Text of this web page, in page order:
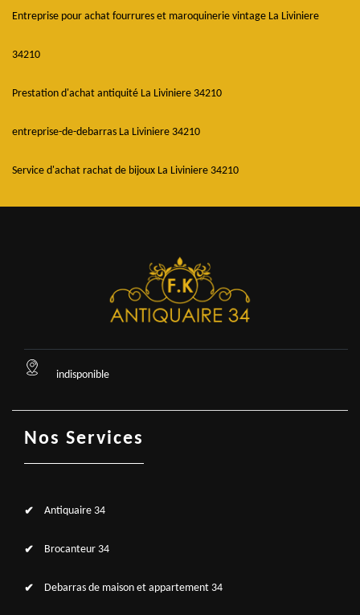
Entreprise pour achat fourrures et maroquinerie vintage La Liviniere
34210
Prestation d'achat antiquité La Liviniere 34210
entreprise-de-debarras La Liviniere 34210
Service d'achat rachat de bijoux La Liviniere 34210
indisponible
Nos Services
Antiquaire 34
Brocanteur 34
Debarras de maison et appartement 34